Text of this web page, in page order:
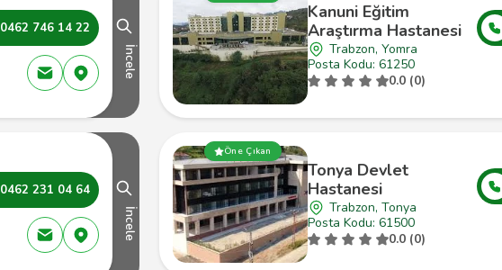
0462 746 14 22
İncele
Kanuni Eğitim
Araştırma Hastanesi
Trabzon, Yomra
Posta Kodu: 61250
0.0 (0)
0462 231 04 64
İncele
Öne Çıkan
Tonya Devlet
Hastanesi
Trabzon, Tonya
Posta Kodu: 61500
0.0 (0)